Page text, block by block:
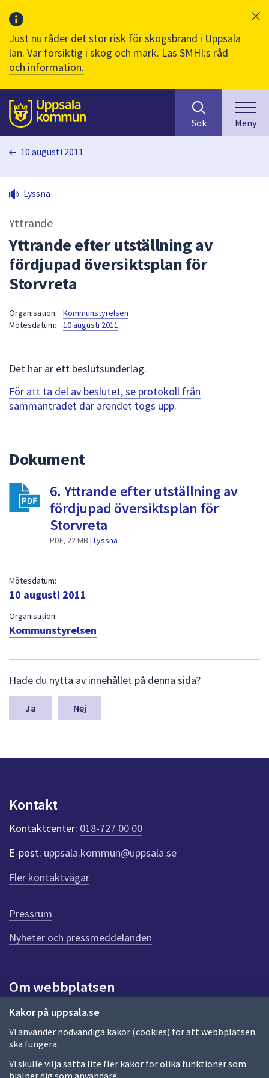
Just nu råder det stor risk för skogsbrand i Uppsala
län. Var försiktig i skog och mark. Läs SMHI:s råd
och information.
Till sidans
huvudinnehåll
efter
innehåll
på
sökfältet
kommer
sökförslag
att
navigera
mellan
att
välja
något
Sök Meny
Kakor på uppsala.se
Vi använder nödvändiga kakor (cookies) för att webbplatsen
ska fungera.
Vi skulle vilja sätta lite fler kakor för olika funktioner som
hjälper dig som användare.
10 augusti 2011
Lyssna
Yttrande
Yttrande efter utställning av
fördjupad översiktsplan för
Storvreta
Organisation:
Kommunstyrelsen
Mötesdatum:
10 augusti 2011
Det här är ett beslutsunderlag.
För att ta del av beslutet, se protokoll från
sammanträdet där ärendet togs upp.
Dokument
6. Yttrande efter utställning av
fördjupad översiktsplan för
Storvreta
PDF, 22 MB | Lyssna
Mötesdatum:
10 augusti 2011
Organisation:
Kommunstyrelsen
ä
m
a
n
k
t
e
r
f
ö
r
e
n
n
a
d
a
Hade du nytta av innehållet på denna sida?
Nej
Kontakt
Kontaktcenter: 018-727 00 00
E-post: uppsala.kommun@uppsala.se
Fler kontaktvägar
Pressrum
Nyheter och pressmeddelanden
Om webbplatsen
Om webbplatsen
Allmänna handlingar och diarium
Behandling av personuppgifter